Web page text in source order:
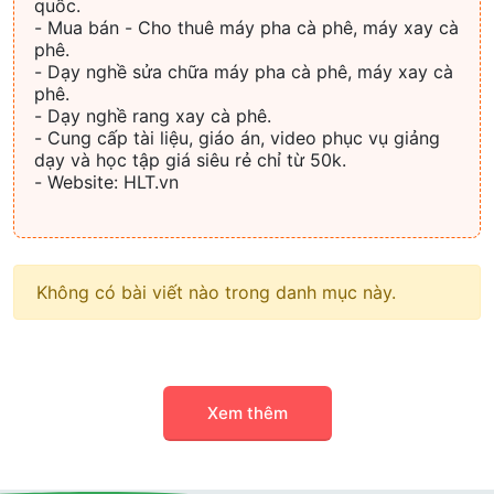
quốc.
- Mua bán - Cho thuê máy pha cà phê, máy xay cà
phê.
- Dạy nghề sửa chữa máy pha cà phê, máy xay cà
phê.
- Dạy nghề rang xay cà phê.
- Cung cấp tài liệu, giáo án, video phục vụ giảng
dạy và học tập giá siêu rẻ chỉ từ 50k.
- Website: HLT.vn
Không có bài viết nào trong danh mục này.
Xem thêm